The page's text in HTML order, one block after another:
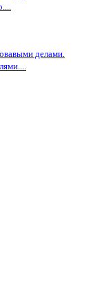
делами.